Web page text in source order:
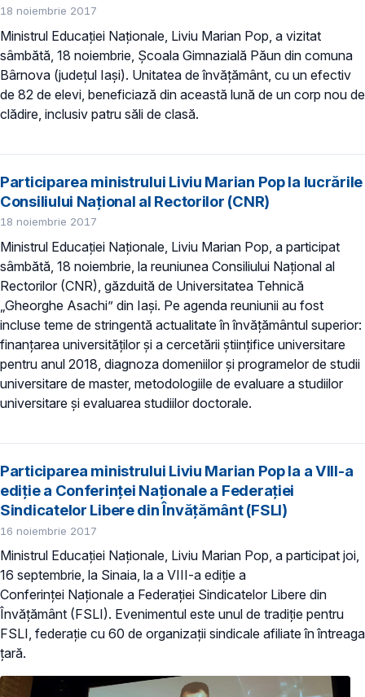
18 noiembrie 2017
Ministrul Educației Naționale, Liviu Marian Pop, a vizitat
sâmbătă, 18 noiembrie, Școala Gimnazială Păun din comuna
Bârnova (județul Iași). Unitatea de învățământ, cu un efectiv
de 82 de elevi, beneficiază din această lună de un corp nou de
clădire, inclusiv patru săli de clasă.
Participarea ministrului Liviu Marian Pop la lucrările
Consiliului Național al Rectorilor (CNR)
18 noiembrie 2017
Ministrul Educației Naționale, Liviu Marian Pop, a participat
sâmbătă, 18 noiembrie, la reuniunea Consiliului Național al
Rectorilor (CNR), găzduită de Universitatea Tehnică
„Gheorghe Asachi” din Iași. Pe agenda reuniunii au fost
incluse teme de stringentă actualitate în învățământul superior:
finanțarea universităților și a cercetării științifice universitare
pentru anul 2018, diagnoza domeniilor și programelor de studii
universitare de master, metodologiile de evaluare a studiilor
universitare și evaluarea studiilor doctorale.
Participarea ministrului Liviu Marian Pop la a VIII-a
ediție a Conferinței Naționale a Federației
Sindicatelor Libere din Învățământ (FSLI)
16 noiembrie 2017
Ministrul Educației Naționale, Liviu Marian Pop, a participat joi,
16 septembrie, la Sinaia, la a VIII-a ediție a
Conferinței Naționale a Federației Sindicatelor Libere din
Învățământ (FSLI). Evenimentul este unul de tradiție pentru
FSLI, federație cu 60 de organizații sindicale afiliate în întreaga
țară.